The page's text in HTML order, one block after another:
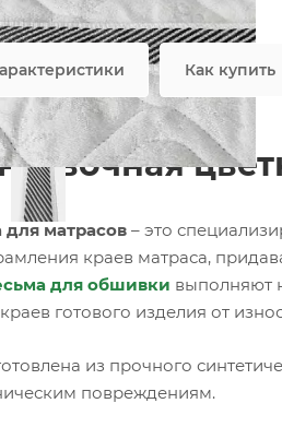
опции
Как купить
для матрасов – это
краев матраса,
для обшивки выполняют
готового изделия от
из прочного
повреждениям.